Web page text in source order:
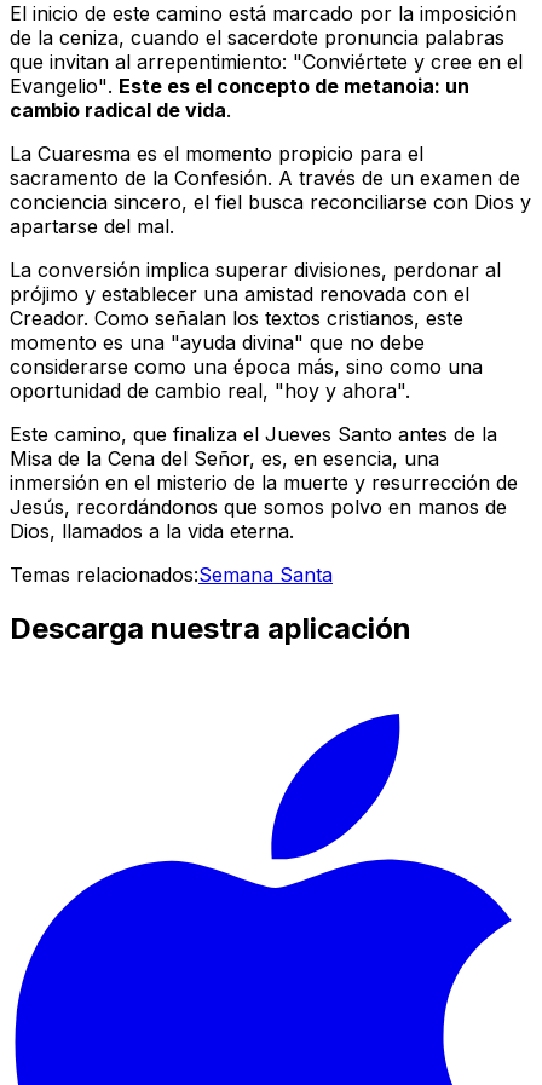
El inicio de este camino está marcado por la imposición
de la ceniza, cuando el sacerdote pronuncia palabras
que invitan al arrepentimiento: "Conviértete y cree en el
Evangelio". Este es el concepto de metanoia: un
cambio radical de vida.
La Cuaresma es el momento propicio para el
sacramento de la Confesión. A través de un examen de
conciencia sincero, el fiel busca reconciliarse con Dios y
apartarse del mal.
La conversión implica superar divisiones, perdonar al
prójimo y establecer una amistad renovada con el
Creador. Como señalan los textos cristianos, este
momento es una "ayuda divina" que no debe
considerarse como una época más, sino como una
oportunidad de cambio real, "hoy y ahora".
Este camino, que finaliza el Jueves Santo antes de la
Misa de la Cena del Señor, es, en esencia, una
inmersión en el misterio de la muerte y resurrección de
Jesús, recordándonos que somos polvo en manos de
Dios, llamados a la vida eterna.
Temas relacionados:Semana Santa
Descarga nuestra aplicación